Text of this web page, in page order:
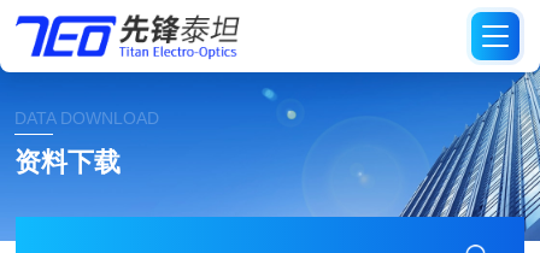
DATA DOWNLOAD
资料下载